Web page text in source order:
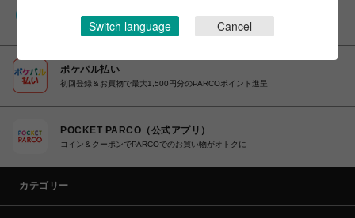
全国のPARCOやONLINE PARCOで貯まる＆使える
ポケパル払い
初回登録＆お買物で最大1,500円分のPARCOポイント進呈
POCKET PARCO（公式アプリ）
コイン＆クーポンでPARCOでのお買い物がオトクに
カテゴリー
Switch language Cancel